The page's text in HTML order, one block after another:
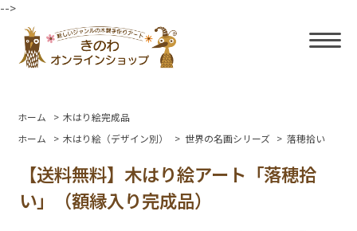
-->
ホーム > 木はり絵完成品
ホーム
> 木はり絵（デザイン別） > 世界の名画シリーズ > 落穂拾い
【送料無料】木はり絵アート「落穂拾
い」（額縁入り完成品）